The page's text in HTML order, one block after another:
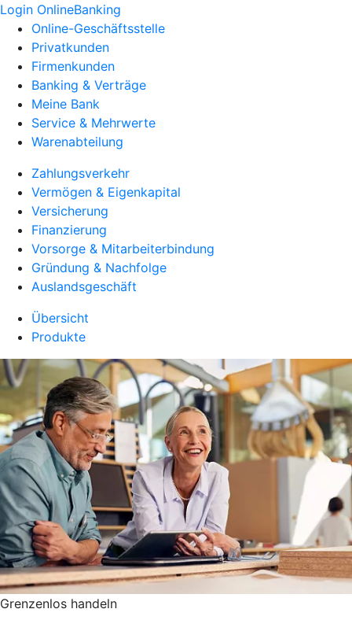
Login OnlineBanking
Online-Geschäftsstelle
Privatkunden
Firmenkunden
Banking & Verträge
Meine Bank
Service & Mehrwerte
Warenabteilung
Zahlungsverkehr
Vermögen & Eigenkapital
Versicherung
Finanzierung
Vorsorge & Mitarbeiterbindung
Gründung & Nachfolge
Auslandsgeschäft
Übersicht
Produkte
Grenzenlos handeln